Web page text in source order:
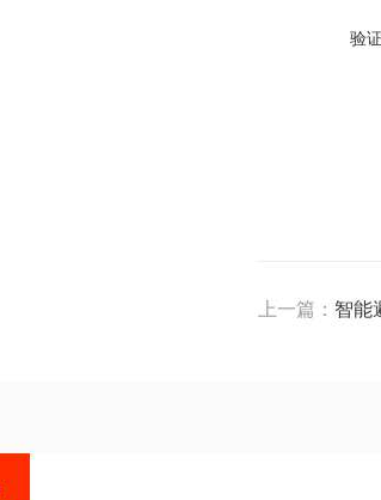
验
上一篇： 智能